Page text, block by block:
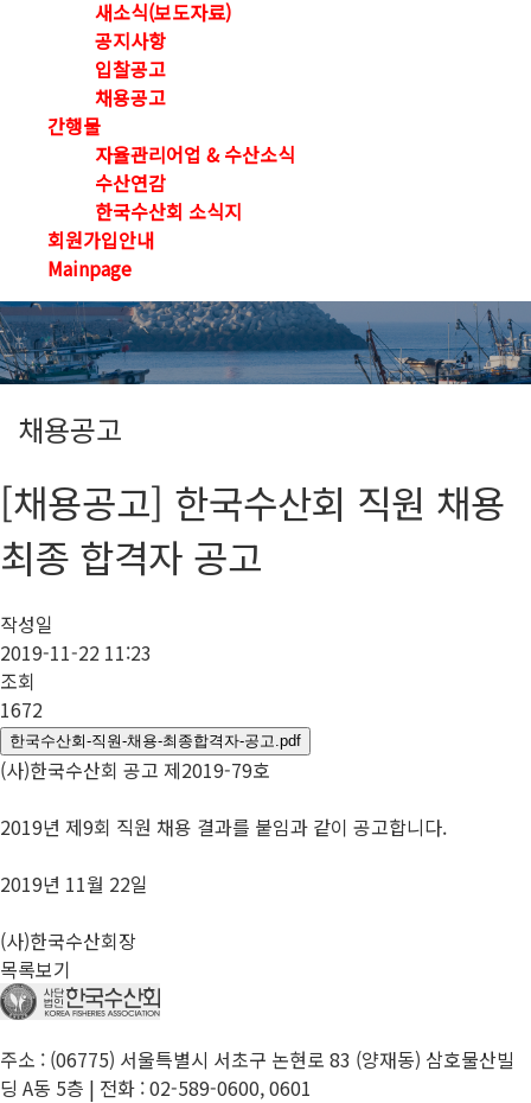
새소식(보도자료)
공지사항
입찰공고
채용공고
간행물
자율관리어업 & 수산소식
수산연감
한국수산회 소식지
회원가입안내
Mainpage
채용공고
[채용공고] 한국수산회 직원 채용
최종 합격자 공고
작성일
2019-11-22 11:23
조회
1672
한국수산회-직원-채용-최종합격자-공고.pdf
(사)한국수산회 공고 제2019-79호
2019년 제9회 직원 채용 결과를 붙임과 같이 공고합니다.
2019년 11월 22일
(사)한국수산회장
목록보기
주소 : (06775) 서울특별시 서초구 논현로 83 (양재동) 삼호물산빌
딩 A동 5층 | 전화 : 02-589-0600, 0601